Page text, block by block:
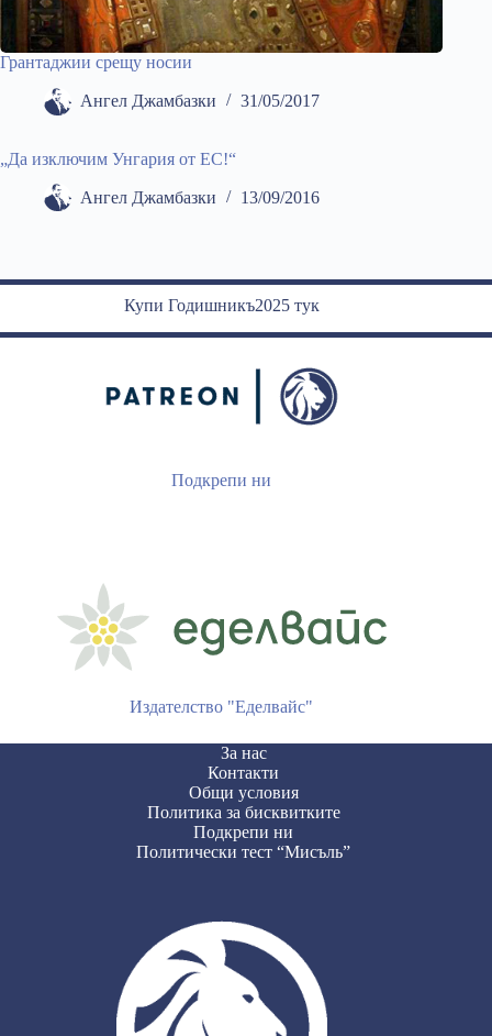
Грантаджии срещу носии
Ангел Джамбазки 31/05/2017
„Да изключим Унгария от ЕС!“
Ангел Джамбазки 13/09/2016
Купи Годишникъ2025 тук
Подкрепи ни
Издателство "Еделвайс"
За нас
Контакти
Общи условия
Политика за бисквитките
Подкрепи ни
Политически тест “Мисъль”